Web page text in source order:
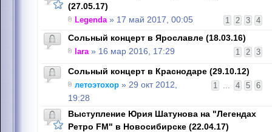
(27.05.17)
1 2 3 4
Legenda» 17 май 2017, 00:05
Сольный концерт в Ярославле (18.03.16)
1 2 3
lara» 16 мар 2016, 17:29
Cольный концерт в Краснодаре (29.10.12)
1 ... 4 5 6
летоэтохор » 29 окт 2012,
19:28
Выступление Юрия Шатунова на "Легендах
Ретро FM" в Новосибирске (22.04.17)